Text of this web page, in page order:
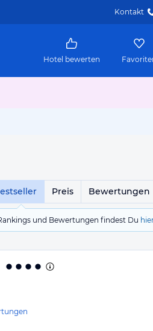
Kontakt
Hotel bewerten
Preis Bewertungen
und Bewertungen findest Du